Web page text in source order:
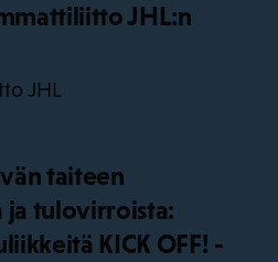
JHL:n
JHL
taiteen
ja tulovirroista:
KICK OFF! -